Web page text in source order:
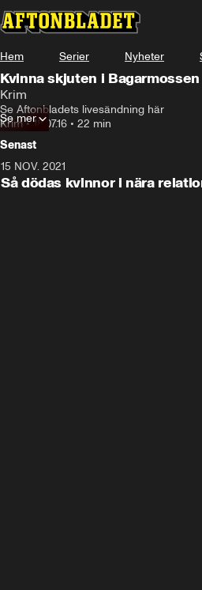
Hem Serier Nyheter
Kvinna skjuten i Bagarmossen
Krim
Se Aftonbladets livesändning här
Krim•18.07.16 • 22 min
Se mer
Senast
15 NOV. 2021
Så dödas kvinnor i nära